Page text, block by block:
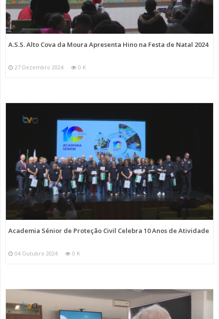
A.S.S. Alto Cova da Moura Apresenta Hino na Festa de Natal 2024
27 Dezembro 2024 0 K
Academia Sénior de Proteção Civil Celebra 10 Anos de Atividade
04 Outubro 2024 0 K